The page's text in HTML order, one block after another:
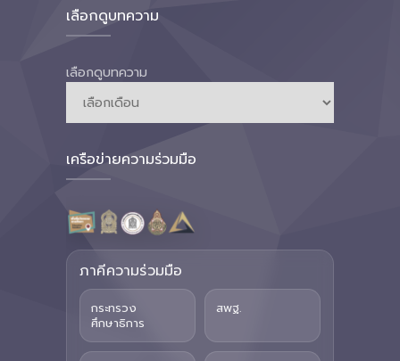
เลือกดูบทความ
เลือกดูบทความ
เครือข่ายความร่วมมือ
ภาคีความร่วมมือ
กระทรวง
ศึกษาธิการ
สพฐ.